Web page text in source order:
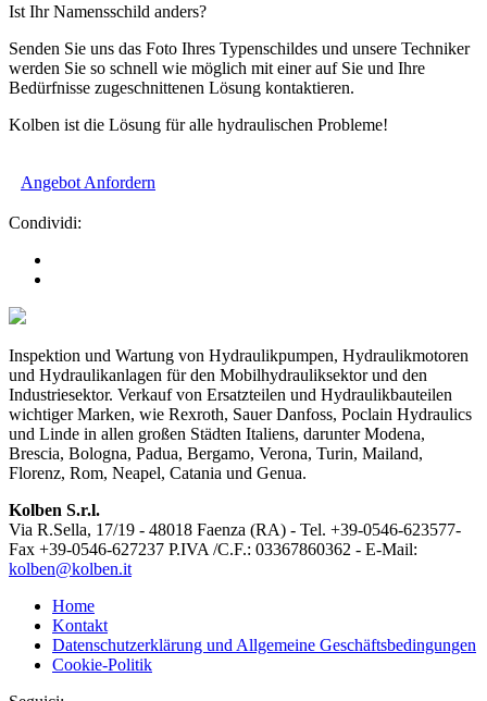
Ist Ihr Namensschild anders?
Senden Sie uns das Foto Ihres Typenschildes und unsere Techniker
werden Sie so schnell wie möglich mit einer auf Sie und Ihre
Bedürfnisse zugeschnittenen Lösung kontaktieren.
Kolben ist die Lösung für alle hydraulischen Probleme!
Angebot Anfordern
Condividi:
Inspektion und Wartung von Hydraulikpumpen, Hydraulikmotoren
und Hydraulikanlagen für den Mobilhydrauliksektor und den
Industriesektor. Verkauf von Ersatzteilen und Hydraulikbauteilen
wichtiger Marken, wie Rexroth, Sauer Danfoss, Poclain Hydraulics
und Linde in allen großen Städten Italiens, darunter Modena,
Brescia, Bologna, Padua, Bergamo, Verona, Turin, Mailand,
Florenz, Rom, Neapel, Catania und Genua.
Kolben S.r.l.
Via R.Sella, 17/19 - 48018 Faenza (RA) - Tel. +39-0546-623577-
Fax +39-0546-627237 P.IVA /C.F.: 03367860362 - E-Mail:
kolben@kolben.it
Home
Kontakt
Datenschutzerklärung und Allgemeine Geschäftsbedingungen
Cookie-Politik